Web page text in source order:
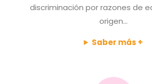
discriminación por razones de
origen…
Saber más +